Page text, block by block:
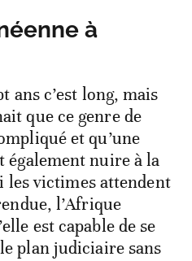
à
ans c’est long, mais
que ce genre de
et qu’une
nuire à la
les victimes attendent
l’Afrique
est capable de se
plan judiciaire sans